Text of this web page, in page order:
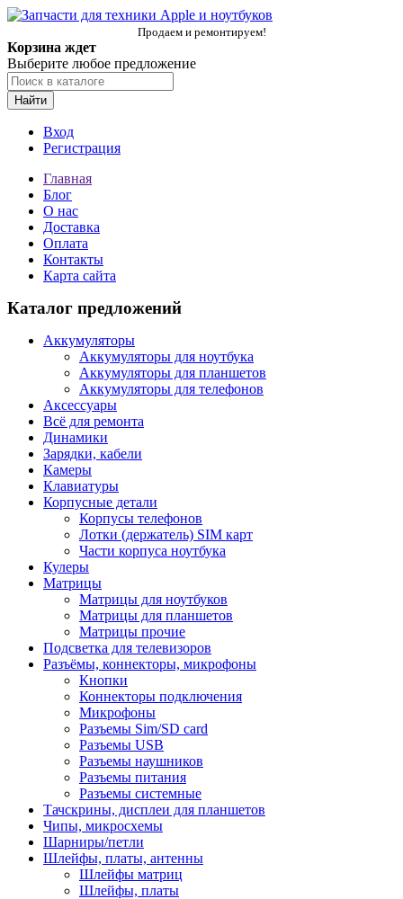
Продаем и ремонтируем!
Корзина ждет
Выберите любое предложение
Найти
Вход
Регистрация
Главная
Блог
О нас
Доставка
Оплата
Контакты
Карта сайта
Каталог предложений
Аккумуляторы
Аккумуляторы для ноутбука
Аккумуляторы для планшетов
Аккумуляторы для телефонов
Аксессуары
Всё для ремонта
Динамики
Зарядки, кабели
Камеры
Клавиатуры
Корпусные детали
Корпусы телефонов
Лотки (держатель) SIM карт
Части корпуса ноутбука
Кулеры
Матрицы
Матрицы для ноутбуков
Матрицы для планшетов
Матрицы прочие
Подсветка для телевизоров
Разъёмы, коннекторы, микрофоны
Кнопки
Коннекторы подключения
Микрофоны
Разъемы Sim/SD card
Разъемы USB
Разъемы наушников
Разъемы питания
Разъемы системные
Тачскрины, дисплеи для планшетов
Чипы, микросхемы
Шарниры/петли
Шлейфы, платы, антенны
Шлейфы матриц
Шлейфы, платы